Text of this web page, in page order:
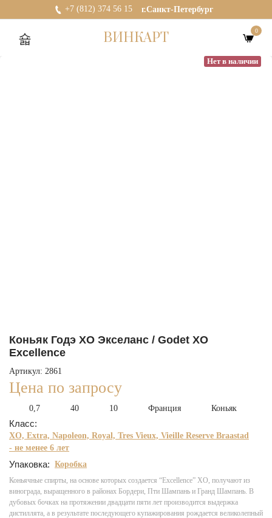
+7 (812) 374 56 15 г.Санкт-Петербург
ВИНКАРТ 0
Нет в наличии
Коньяк Годэ ХО Экселанс / Godet XO
Excellence
Артикул: 2861
Цена по запросу
0,7 40 10 Франция Коньяк
Класс:
XO, Extra, Napoleon, Royal, Tres Vieux, Vieille Reserve Braastad
- не менее 6 лет
Упаковка: Коробка
Коньячные спирты, на основе которых создается “Excellence” XO, получают из
винограда, выращенного в районах Бордери, Пти Шампань и Гранд Шампань. В
дубовых бочках на протяжении двадцати пяти лет производится выдержка
дистиллята, а в результате последующего купажирования рождается великолепный